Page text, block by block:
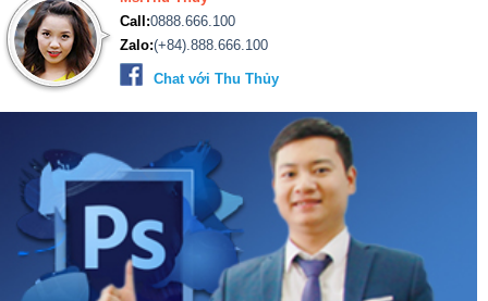
Call:0888.666.100
Zalo:(+84).888.666.100
Chat với Thu Thủy